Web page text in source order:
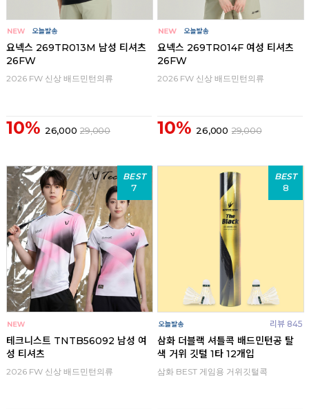
요넥스 269TR013M 남성 티셔츠
26FW
2026 FW 신상 배드민턴의류
10% 26,000 29,000
요넥스 269TR014F 여성 티셔츠
26FW
2026 FW 신상 배드민턴의류
10% 26,000 29,000
BEST
7
테크니스트 TNTB56092 남성 여
성 티셔츠
2026 FW 신상 배드민턴의류
BEST
8
리뷰 845
삼화 더블랙 셔틀콕 배드민턴공 탈
색 거위 깃털 1타 12개입
삼화 BEST 게임용 거위깃털콕